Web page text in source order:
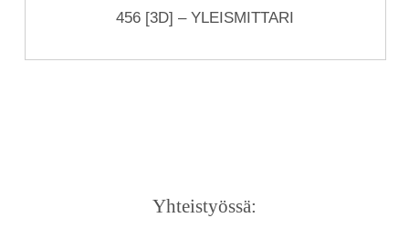
456 [3D] – YLEISMITTARI
Yhteistyössä: